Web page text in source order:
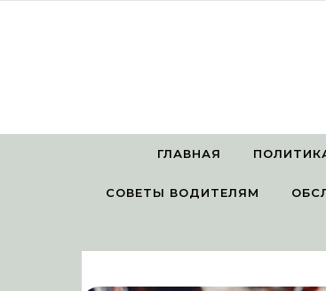
ГЛАВНАЯ
СОВЕТЫ ВОДИТЕЛЯМ